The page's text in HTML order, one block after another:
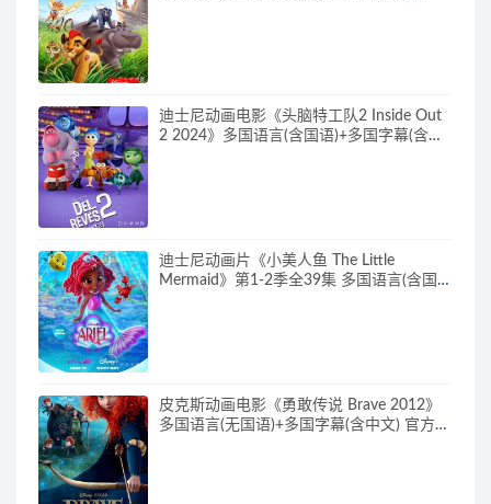
迪士尼动画电影《头脑特工队2 Inside Out
2 2024》多国语言(含国语)+多国字幕(含中
迪士尼动画片《小美人鱼 The Little
Mermaid》第1-2季全39集 多国语言(含国
皮克斯动画电影《勇敢传说 Brave 2012》
多国语言(无国语)+多国字幕(含中文) 官方纯